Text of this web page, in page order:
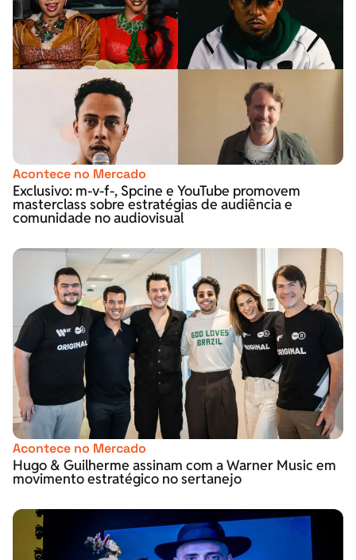
Acontece no Mercado
Exclusivo: m-v-f-, Spcine e YouTube promovem
masterclass sobre estratégias de audiência e
comunidade no audiovisual
Acontece no Mercado
Hugo & Guilherme assinam com a Warner Music em
movimento estratégico no sertanejo